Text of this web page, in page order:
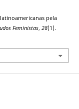
pela
Feministas, 28(1).